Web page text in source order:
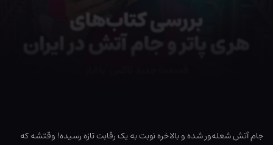
جام آتش شعله‌ور شده و بالاخره نوبت به یک رقابت تازه رسیده! وقتشه که